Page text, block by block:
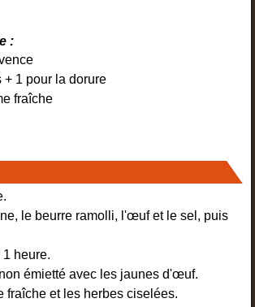
:
1 pour la dorure
fraîche
le beurre ramolli, l'œuf et le sel, puis
heure.
émietté avec les jaunes d'œuf.
fraîche et les herbes ciselées.